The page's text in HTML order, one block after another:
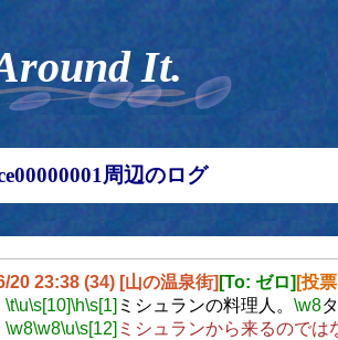
Around It.
周辺のログ
20 23:38 (34) [山の温泉街] [To: ゼロ] [投
\t\u\s[10]\h\s[1] ミシュランの料理人。 \w8
\w8\w8\u\s[12] ミシュランから来るのでは